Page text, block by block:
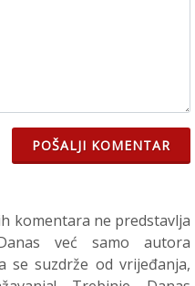
POŠALJI KOMENTAR
komentara ne predstavlja
već samo autora
se suzdrže od vrijeđanja,